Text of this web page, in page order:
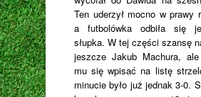
Ten uderzył mocno w prawy
a futbolówka odbiła się
słupka. W tej części szansę
jeszcze Jakub Machura,
mu się wpisać na listę
minucie było już jednak 3-0.